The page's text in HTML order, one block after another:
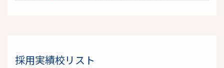
採用実績校リスト